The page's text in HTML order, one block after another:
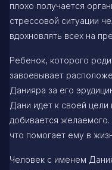
плохо получается
стрессовой ситуации
вдохновлять всех на
Ребенок, которого
завоевывает
Данияра за его
Дани идет к своей цели
добивается
что помогает ему в
Человек с именем